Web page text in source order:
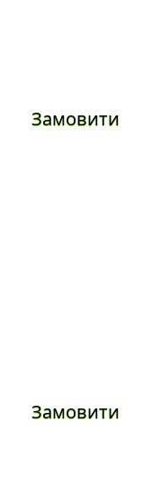
Замовити
Замовити